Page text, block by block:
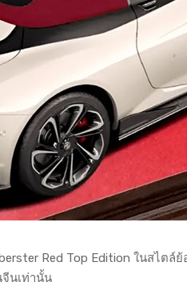
Red Top Edition ในสไต
นเท่านั้น